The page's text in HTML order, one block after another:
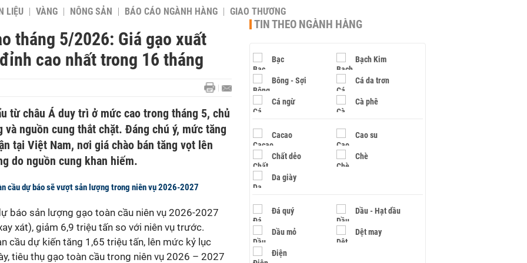
LIỆU VÀNG NÔNG SẢN BÁO CÁO NGÀNH HÀNG GIAO THƯƠNG
tháng 5/2026: Giá gạo xuất
cao nhất trong 16 tháng
từ châu Á duy trì ở mức cao trong tháng 5, chủ
nguồn cung thắt chặt. Đáng chú ý, mức tăng
tại Việt Nam, nơi giá chào bán tăng vọt lên
do nguồn cung khan hiếm.
cầu dự báo sẽ vượt sản lượng trong niên vụ 2026-2027
báo sản lượng gạo toàn cầu niên vụ 2026-2027
xát),giảm 6,9 triệu tấn so với niên vụ trước.
cầu dự kiến tăng 1,65 triệu tấn, lên mức kỷ lục
tiêu thụ gạo toàn cầu trong niên vụ 2026 – 2027
TIN THEO NGÀNH HÀNG
Bạc Bạch Kim
Bông - Sợi Cá da trơn
Cá ngừ Cà phê
Cacao Cao su
Chất dẻo Chè
Da giày
Đá quý Dầu - Hạt dầu
Dầu mỏ Dệt may
Điện